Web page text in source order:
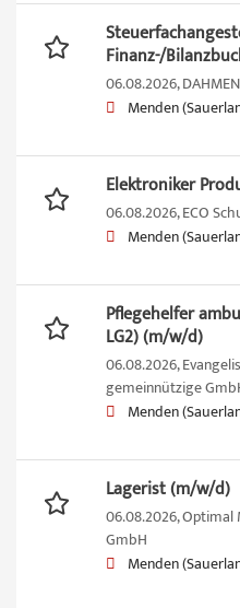
Finanz-/
06.08.2026,
Menden
Elektroniker
06.08.2026,ECO
Menden
Pflegehelfer
LG2) (m/w/d)
06.08.2026,
gemeinnützige
Menden
Lagerist (m/w/d)
06.08.2026,Optimal
GmbH
Menden